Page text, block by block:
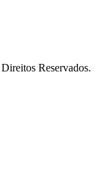
Reservados.